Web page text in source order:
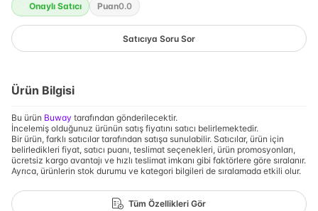
Onaylı Satıcı Puan0.0
Satıcıya Soru Sor
Ürün Bilgisi
Bu ürün Buway tarafından gönderilecektir.
İncelemiş olduğunuz ürünün satış fiyatını satıcı belirlemektedir.
Bir ürün, farklı satıcılar tarafından satışa sunulabilir. Satıcılar, ürün için
belirledikleri fiyat, satıcı puanı, teslimat seçenekleri, ürün promosyonları,
ücretsiz kargo avantajı ve hızlı teslimat imkanı gibi faktörlere göre sıralanır.
Ayrıca, ürünlerin stok durumu ve kategori bilgileri de sıralamada etkili olur.
Tüm Özellikleri Gör